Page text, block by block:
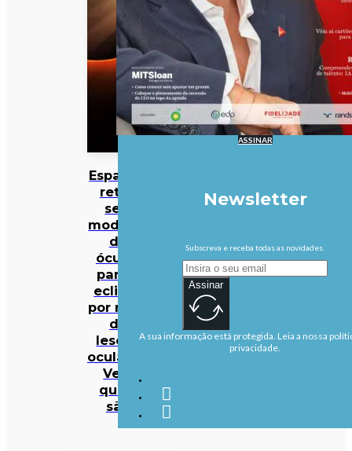
Espanha
retira
seis
modelos
de
óculos
para o
eclipse
por risco
de
lesões
oculares.
Veja
quais
são
ASSINAR
Newsletter
Subscreva e receba todas as novidades.
Assinar
A sua informação está protegida. Leia a nossa
privacidade.